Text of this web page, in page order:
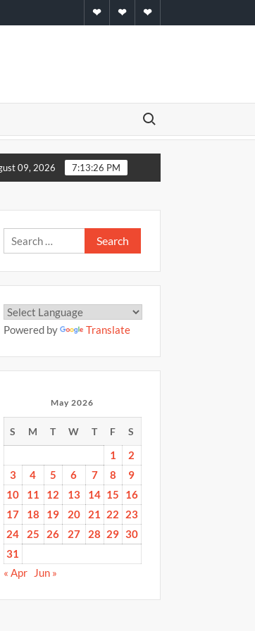
HomeAboutContact
Search for:
आहार, विहार और विचार के परिष्करण का समय है चातुर्मास :
09, 2026 7:13:26 PM
Search
for:
Powered by Translate
May 2026
S M T W T F S
1
2
3
4 5 6 7 8
9
10
11 12 13 14 15
16
17
18 19 20 21 22
23
24
25 26 27 28 29 30
31
« Apr
Jun »